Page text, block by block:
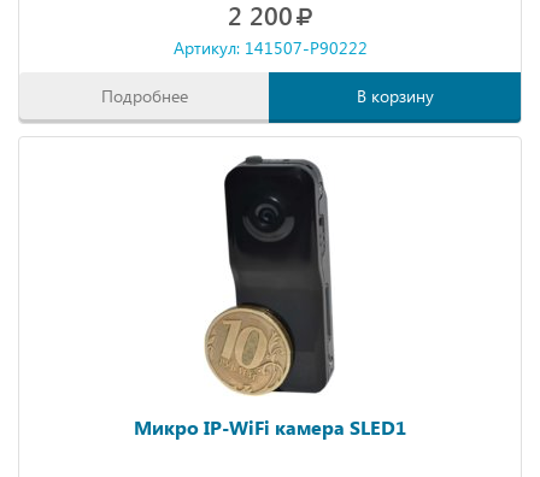
2 200
Артикул: 141507-P90222
Подробнее В корзину
Микро IP-WiFi камера SLED1